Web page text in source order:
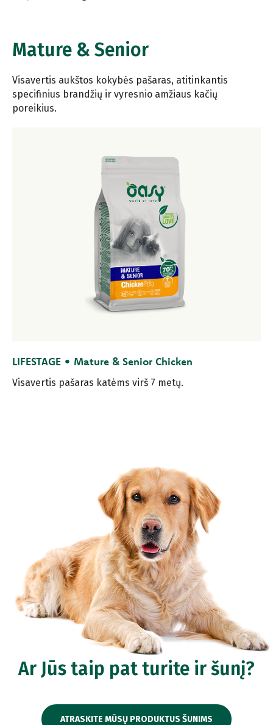
Mature & Senior
Visavertis aukštos kokybės pašaras, atitinkantis
specifinius brandžių ir vyresnio amžiaus kačių
poreikius.
LIFESTAGE • Mature & Senior Chicken
Visavertis pašaras katėms virš 7 metų.
Ar Jūs taip pat turite ir šunį?
ATRASKITE MŪSŲ PRODUKTUS ŠUNIMS